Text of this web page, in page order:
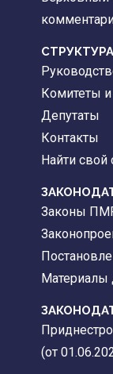
CТРУКТУРА
Комитеты
Депутаты
Контакты
Найти свой
Законы
Материалы
(от